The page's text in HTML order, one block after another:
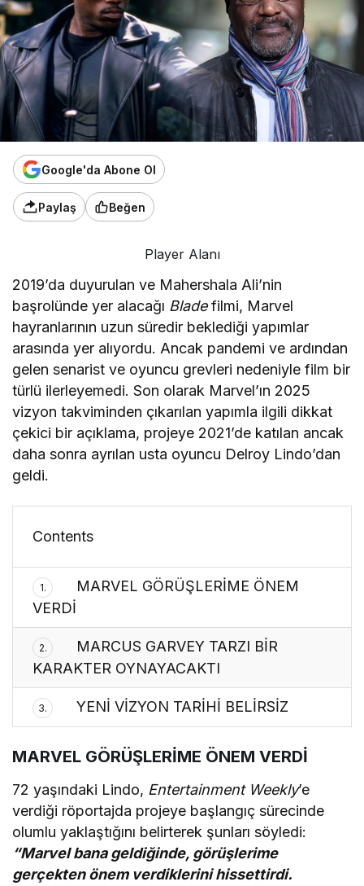
Google'da Abone Ol
Paylaş Beğen
Player Alanı
2019’da duyurulan ve Mahershala Ali’nin
başrolünde yer alacağı Bladefilmi, Marvel
hayranlarının uzun süredir beklediği yapımlar
arasında yer alıyordu. Ancak pandemi ve ardından
gelen senarist ve oyuncu grevleri nedeniyle film bir
türlü ilerleyemedi. Son olarak Marvel’ın 2025
vizyon takviminden çıkarılan yapımla ilgili dikkat
çekici bir açıklama, projeye 2021’de katılan ancak
daha sonra ayrılan usta oyuncu Delroy Lindo’dan
geldi.
Contents
1.
MARVEL GÖRÜŞLERİME ÖNEM
VERDİ
2.
MARCUS GARVEY TARZI BİR
KARAKTER OYNAYACAKTI
3. YENİ VİZYON TARİHİ BELİRSİZ
MARVEL GÖRÜŞLERİME ÖNEM VERDİ
72 yaşındaki Lindo, Entertainment Weekly’e
verdiği röportajda projeye başlangıç sürecinde
olumlu yaklaştığını belirterek şunları söyledi:
“Marvel bana geldiğinde, görüşlerime
gerçekten önem verdiklerini hissettirdi.